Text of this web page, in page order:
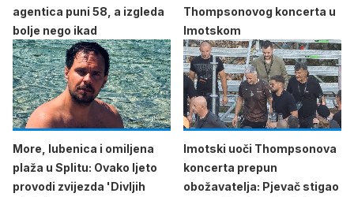
agentica puni 58, a izgleda
bolje nego ikad
Thompsonovog koncerta u
Imotskom
More, lubenica i omiljena
plaža u Splitu: Ovako ljeto
provodi zvijezda 'Divljih
Imotski uoči Thompsonova
koncerta prepun
obožavatelja: Pjevač stigao